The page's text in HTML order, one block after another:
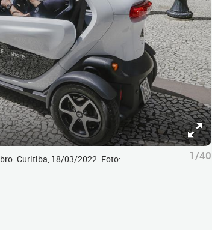
Curitiba, 18/03/2022. Foto:
1/40